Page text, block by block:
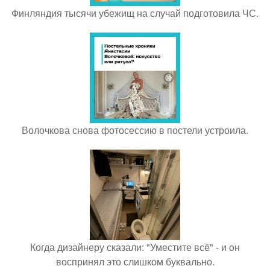
Финляндия тысячи убежищ на случай подготовила ЧС.
Волочкова снова фотосессию в постели устроила.
Когда дизайнеру сказали: "Уместите всё" - и он
воспринял это слишком буквально.